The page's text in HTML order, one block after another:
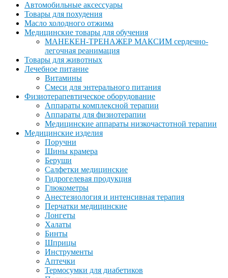
Автомобильные аксессуары
Товары для похудения
Масло холодного отжима
Медицинские товары для обучения
МАНЕКЕН-ТРЕНАЖЕР МАКСИМ сердечно-
легочная реанимация
Товары для животных
Лечебное питание
Витамины
Смеси для энтерального питания
Физиотерапевтическое оборудование
Аппараты комплексной терапии
Аппараты для физиотерапии
Медицинские аппараты низкочастотной терапии
Медицинские изделия
Поручни
Шины крамера
Беруши
Салфетки медицинские
Гидрогелевая продукция
Глюкометры
Анестезиология и интенсивная терапия
Перчатки медицинские
Лонгеты
Халаты
Бинты
Шприцы
Инструменты
Аптечки
Термосумки для диабетиков